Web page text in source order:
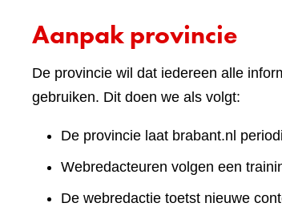
Aanpak provincie
De provincie wil dat iedereen alle
gebruiken. Dit doen we als volgt:
De provincie laat brabant.nl
Webredacteuren volgen een
De webredactie toetst nieuwe